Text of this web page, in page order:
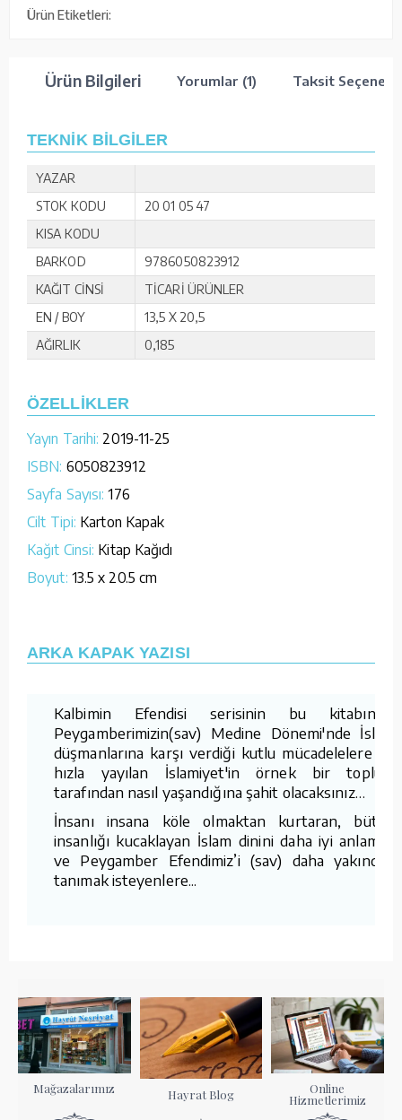
Ürün Etiketleri:
Ürün Bilgileri Yorumlar (1) Taksit
TEKNİK BİLGİLER
YAZAR
STOK KODU
20 01 05 47
KISA KODU
BARKOD
9786050823912
KAĞIT CİNSİ
TİCARİ ÜRÜNLER
EN / BOY
13,5 X 20,5
AĞIRLIK
0,185
ÖZELLİKLER
Yayın Tarihi: 2019-11-25
ISBN: 6050823912
Sayfa Sayısı: 176
Cilt Tipi: Karton Kapak
Kağıt Cinsi: Kitap Kağıdı
Boyut: 13.5 x 20.5 cm
ARKA KAPAK YAZISI
Kalbimin Efendisi serisinin bu kitabında,
Peygamberimizin(sav) Medine Dönemi'nde İslam
düşmanlarına karşı verdiği kutlu mücadelelere ve
hızla yayılan İslamiyet'in örnek bir toplum
tarafından nasıl yaşandığına şahit olacaksınız…
İnsanı insana köle olmaktan kurtaran, bütün
insanlığı kucaklayan İslam dinini daha iyi anlamak
ve Peygamber Efendimiz’i (sav) daha yakından
tanımak isteyenlere...
Mağazalarımız Hayrat Blog Online
Hizmetlerimiz